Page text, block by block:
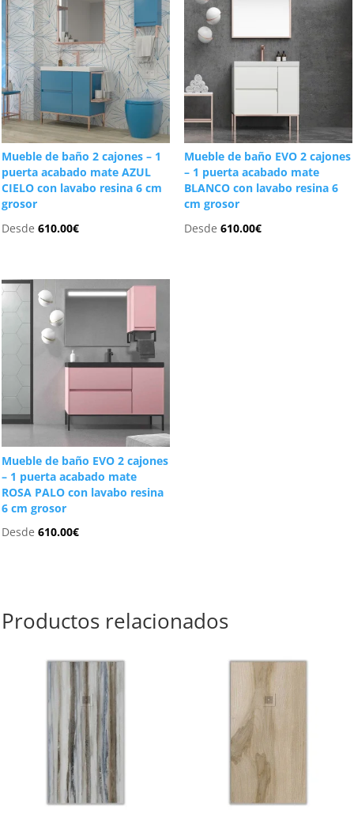
Mueble de baño 2 cajones – 1
puerta acabado mate AZUL
CIELO con lavabo resina 6 cm
grosor
Desde610.00€
Mueble de baño EVO 2 cajones
– 1 puerta acabado mate
BLANCO con lavabo resina 6
cm grosor
Desde 610.00€
Mueble de baño EVO 2 cajones
– 1 puerta acabado mate
ROSA PALO con lavabo resina
6 cm grosor
Desde610.00€
Productos relacionados